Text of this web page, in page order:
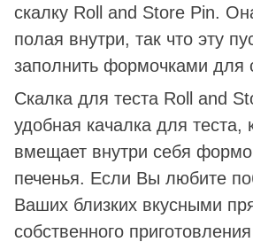
скалку Roll and Store Pin.
полая внутри, так что эту
заполнить формочками для
Скалка для теста Roll and
удобная качалка для теста,
вмещает внутри себя
печенья. Если Вы любите
Ваших близких вкусными
собственного